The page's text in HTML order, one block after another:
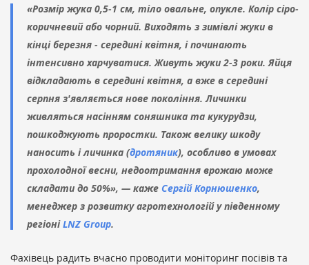
«Розмір жука 0,5-1 см, тіло овальне, опукле. Колір сіро-
коричневий або чорний. Виходять з зимівлі жуки в
кінці березня - середині квітня, і починають
інтенсивно харчуватися. Живуть жуки 2-3 роки. Яйця
відкладають в середині квітня, а вже в середині
серпня з'являється нове покоління. Личинки
живляться насінням соняшника та кукурудзи,
пошкоджують проростки. Також велику шкоду
наносить і личинка (дротяник), особливо в умовах
прохолодної весни, недоотримання врожаю може
складати до 50%», — каже Сергій Корнюшенко,
менеджер з розвитку агротехнологій у південному
регіоніLNZ Group.
Фахівець радить вчасно проводити моніторинг посівів та